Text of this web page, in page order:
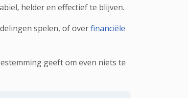
helder en effectief te blijven.
spelen, of overfinanciële
geeft om even niets te